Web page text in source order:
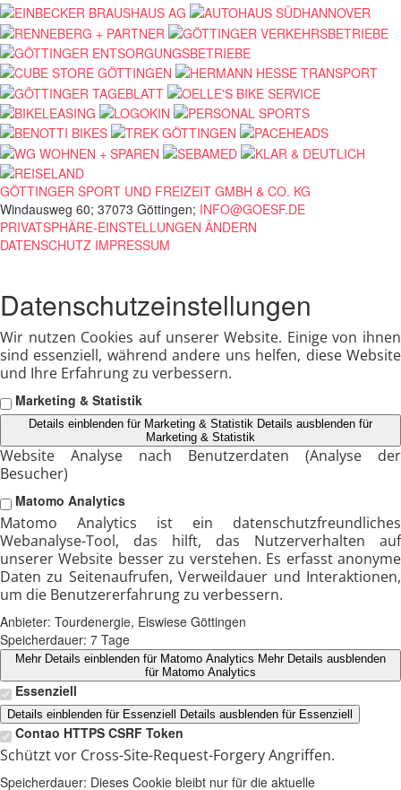
GÖTTINGER SPORT UND FREIZEIT GMBH & CO. KG
Windausweg 60; 37073 Göttingen; INFO@GOESF.DE
PRIVATSPHÄRE-EINSTELLUNGEN ÄNDERN
DATENSCHUTZ IMPRESSUM
Datenschutzeinstellungen
Wir nutzen Cookies auf unserer Website. Einige von ihnen
sind essenziell, während andere uns helfen, diese Website
und Ihre Erfahrung zu verbessern.
Marketing & Statistik
Details einblenden für Marketing & Statistik Details ausblenden für
Marketing & Statistik
Website Analyse nach Benutzerdaten (Analyse der
Besucher)
Matomo Analytics
Matomo Analytics ist ein datenschutzfreundliches
Webanalyse-Tool, das hilft, das Nutzerverhalten auf
unserer Website besser zu verstehen. Es erfasst anonyme
Daten zu Seitenaufrufen, Verweildauer und Interaktionen,
um die Benutzererfahrung zu verbessern.
Anbieter: Tourdenergie, Eiswiese Göttingen
Speicherdauer: 7 Tage
Mehr Details einblenden für Matomo Analytics Mehr Details ausblenden
für Matomo Analytics
Essenziell
Details einblenden für Essenziell Details ausblenden für Essenziell
Contao HTTPS CSRF Token
Schützt vor Cross-Site-Request-Forgery Angriffen.
Speicherdauer: Dieses Cookie bleibt nur für die aktuelle